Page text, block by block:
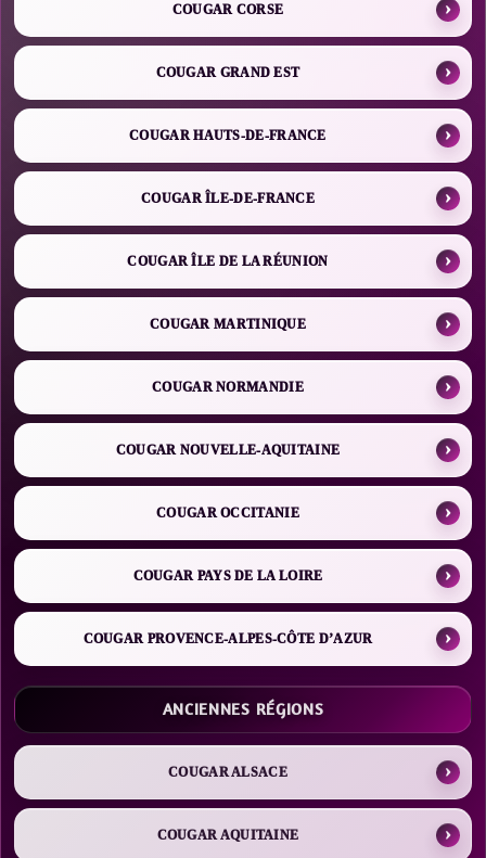
COUGAR CORSE
COUGAR GRAND EST
COUGAR HAUTS-DE-FRANCE
COUGAR ÎLE-DE-FRANCE
COUGAR ÎLE DE LA RÉUNION
COUGAR MARTINIQUE
COUGAR NORMANDIE
COUGAR NOUVELLE-AQUITAINE
COUGAR OCCITANIE
COUGAR PAYS DE LA LOIRE
COUGAR PROVENCE-ALPES-CÔTE D’AZUR
ANCIENNES RÉGIONS
COUGAR ALSACE
COUGAR AQUITAINE